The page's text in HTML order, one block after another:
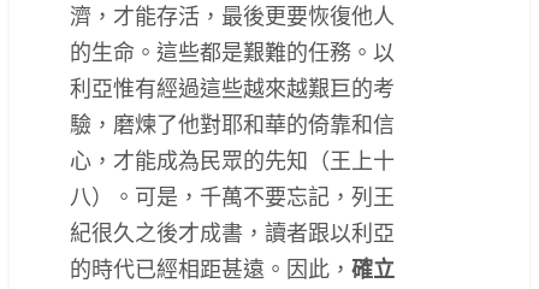
濟，才能存活，最後更要恢復他人
的生命。這些都是艱難的任務。以
利亞惟有經過這些越來越艱巨的考
驗，磨煉了他對耶和華的倚靠和信
心，才能成為民眾的先知（王上十
八）。可是，千萬不要忘記，列王
紀很久之後才成書，讀者跟以利亞
的時代已經相距甚遠。因此， 確立